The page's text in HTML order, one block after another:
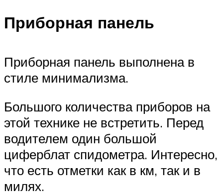
Приборная панель
Приборная панель выполнена в
стиле минимализма.
Большого количества приборов на
этой технике не встретить. Перед
водителем один большой
циферблат спидометра. Интересно,
что есть отметки как в км, так и в
милях.